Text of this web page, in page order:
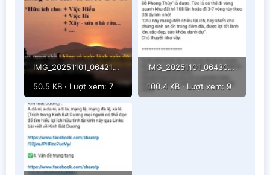
IMG_20251101_064218.webp
50.5 KB · Lượt xem: 7
IMG_20251101_064306.webp
100.4 KB · Lượt xem: 9